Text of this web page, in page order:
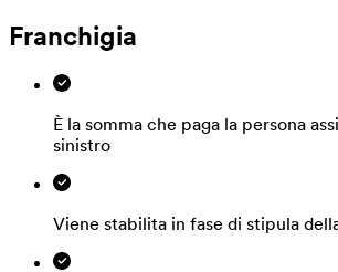
Franchigia
È la somma che paga la persona
sinistro
Viene stabilita in fase di stipula